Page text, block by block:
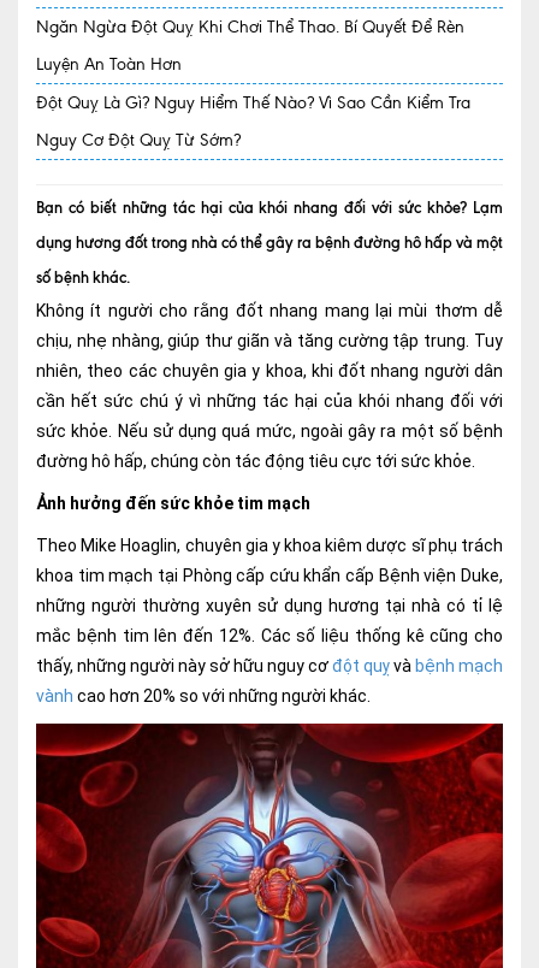
TRANG CHỦ
Quy trình khám bệnh tại Dr. Binh
TIN TỨC
Thông tin y tế
Tin Ưu đãi
Tin sự kiện
Báo chí nói về chúng tôi
Tin tức BHYT
DỊCH VỤ
Nội
Ngoại
Sản - Phụ Khoa
Nhi
Da Liễu
Mắt
Răng Hàm Mặt
Tai Mũi Họng
Vật lý trị liệu hồi phục chức năng
Ngăn Ngừa Đột Quỵ Khi Chơi Thể Thao. Bí Quyết Để Rèn
Luyện An Toàn Hơn
Đột Quỵ Là Gì? Nguy Hiểm Thế Nào? Vì Sao Cần Kiểm Tra
Nguy Cơ Đột Quỵ Từ Sớm?
Bạn có biết những tác hại của khói nhang đối với sức khỏe? Lạm
dụng hương đốt trong nhà có thể gây ra bệnh đường hô hấp và một
số bệnh khác.
Không ít người cho rằng đốt nhang mang lại mùi thơm dễ
chịu, nhẹ nhàng, giúp thư giãn và tăng cường tập trung. Tuy
nhiên, theo các chuyên gia y khoa, khi đốt nhang người dân
cần hết sức chú ý vì những tác hại của khói nhang đối với
sức khỏe. Nếu sử dụng quá mức, ngoài gây ra một số bệnh
đường hô hấp, chúng còn tác động tiêu cực tới sức khỏe.
Ảnh hưởng đến sức khỏe tim mạch
Theo Mike Hoaglin, chuyên gia y khoa kiêm dược sĩ phụ trách
khoa tim mạch tại Phòng cấp cứu khẩn cấp Bệnh viện Duke,
những người thường xuyên sử dụng hương tại nhà có tỉ lệ
mắc bệnh tim lên đến 12%. Các số liệu thống kê cũng cho
thấy, những người này sở hữu nguy cơđột quỵvà bệnh mạch
vành cao hơn 20% so với những người khác.